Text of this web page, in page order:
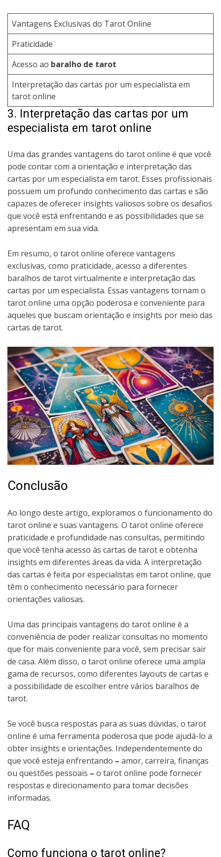
Vantagens Exclusivas do Tarot Online
Praticidade
Acesso ao baralho de tarot
Interpretação das cartas por um especialista em
tarot online
3. Interpretação das cartas por um
especialista em tarot online
Uma das grandes vantagens do tarot online é que você
pode contar com a orientação e interpretação das
cartas por um especialista em tarot. Esses profissionais
possuem um profundo conhecimento das cartas e são
capazes de oferecer insights valiosos sobre os desafios
que você está enfrentando e as possibilidades que se
apresentam em sua vida.
Em resumo, o tarot online oferece vantagens
exclusivas, como praticidade, acesso a diferentes
baralhos de tarot virtualmente e interpretação das
cartas por um especialista. Essas vantagens tornam o
tarot online uma opção poderosa e conveniente para
aqueles que buscam orientação e insights por meio das
cartas de tarot.
Conclusão
Ao longo deste artigo, exploramos o funcionamento do
tarot online e suas vantagens. O tarot online oferece
praticidade e profundidade nas consultas, permitindo
que você tenha acesso às cartas de tarot e obtenha
insights em diferentes áreas da vida. A interpretação
das cartas é feita por especialistas em tarot online, que
têm o conhecimento necessário para fornecer
orientações valiosas.
Uma das principais vantagens do tarot online é a
conveniência de poder realizar consultas no momento
que for mais conveniente para você, sem precisar sair
de casa. Além disso, o tarot online oferece uma ampla
gama de recursos, como diferentes layouts de cartas e
a possibilidade de escolher entre vários baralhos de
tarot.
Se você busca respostas para as suas dúvidas, o tarot
online é uma ferramenta poderosa que pode ajudá-lo a
obter insights e orientações. Independentemente do
que você esteja enfrentando – amor, carreira, finanças
ou questões pessoais – o tarot online pode fornecer
respostas e direcionamento para tomar decisões
informadas.
FAQ
Como funciona o tarot online?